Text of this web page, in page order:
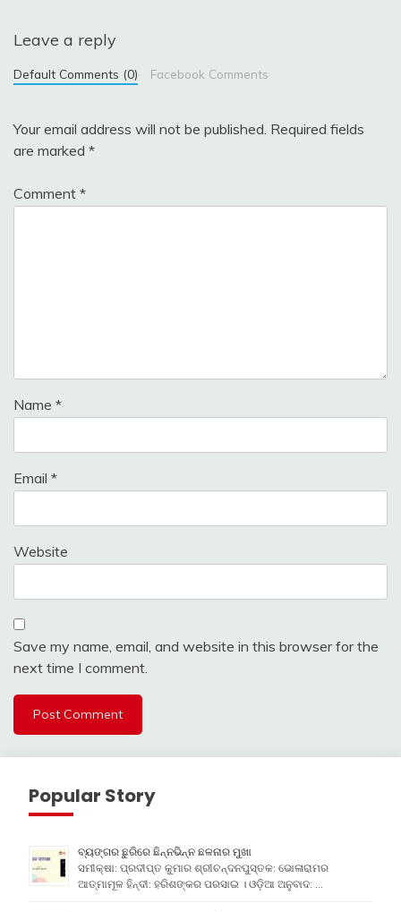
Leave a reply
Default Comments (0) Facebook Comments
Your email address will not be published. Required fields
are marked *
Comment *
Name *
Email *
Website
Save my name, email, and website in this browser for the
next time I comment.
Popular Story
ବ୍ୟଙ୍ଗର ଛୁରିରେ ଛିନ୍ନଭିନ୍ନ ଛଳନାର ମୁଖା
ସମୀକ୍ଷା: ପ୍ରଦୀପ୍ତ କୁମାର ଶ୍ରୀଚନ୍ଦନପୁସ୍ତକ: ଭୋଳାରାମର
ଆତ୍ମାମୂଳ ହିନ୍ଦୀ: ହରିଶଙ୍କର ପରସାଇ । ଓଡ଼ିଆ ଅନୁବାଦ: …